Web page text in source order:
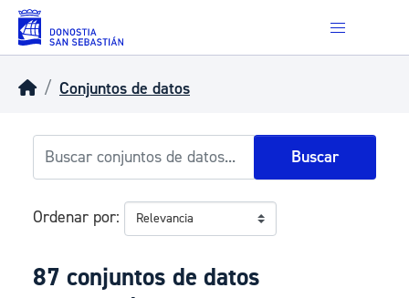
Skip to main content
Conjuntos de datos
Buscar
Ordenar por
87 conjuntos de datos